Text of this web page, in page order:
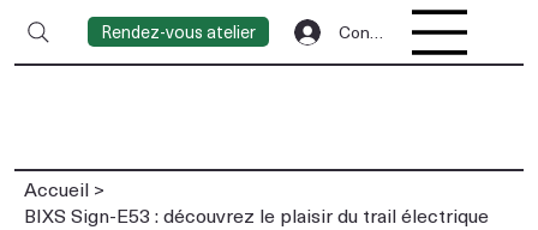
Rendez-vous atelier Connexion
Accueil >
BIXS Sign-E53 : découvrez le plaisir du trail électrique